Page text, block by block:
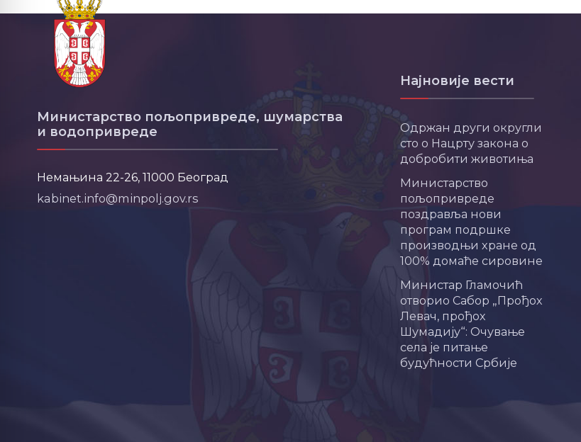
Министарство пољопривреде, шумарства
и водопривреде
Немањина 22-26, 11000 Београд
kabinet.info@minpolj.gov.rs
Најновије вести
Одржан други округли
сто о Нацрту закона о
добробити животиња
Министарство
пољопривреде
поздравља нови
програм подршке
производњи хране од
100% домаће сировине
Министар Гламочић
отворио Сабор „Прођох
Левач, прођох
Шумадију“: Очување
села је питање
будућности Србије